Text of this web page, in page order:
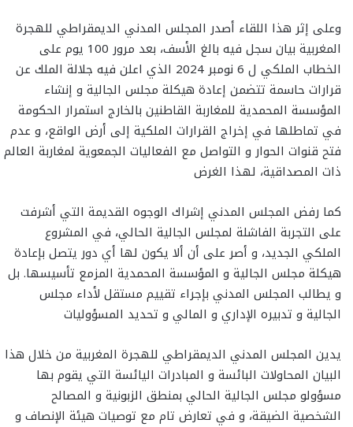
وعلى إثر هذا اللقاء أصدر المجلس المدني الديمقراطي للهجرة
المغربية بيان سجل فيه بالغ الأسف، بعد مرور 100 يوم على
الخطاب الملكي ل 6 نومبر 2024 الذي اعلن فيه جلالة الملك عن
قرارات حاسمة تتضمن إعادة هيكلة مجلس الجالية و إنشاء
المؤسسة المحمدية للمغاربة القاطنين بالخارج استمرار الحكومة
في تماطلها في إخراج القرارات الملكية إلى أرض الواقع، و عدم
فتح قنوات الحوار و التواصل مع الفعاليات الجمعوية لمغاربة العالم
ذات المصداقية، لهذا الغرض
كما رفض المجلس المدني إشراك الوجوه القديمة التي أشرفت
على التجربة الفاشلة لمجلس الجالية الحالي، في المشروع
الملكي الجديد، و أصر على أن ألا يكون لها أي دور يتصل بإعادة
هيكلة مجلس الجالية و المؤسسة المحمدية المزمع تأسيسها. بل
و يطالب المجلس المدني بإجراء تقييم مستقل لأداء مجلس
الجالية و تدبيره الإداري و المالي و تحديد المسؤوليات
يدين المجلس المدني الديمقراطي للهجرة المغربية من خلال هذا
البيان المحاولات البائسة و المبادرات اليائسة التي يقوم بها
مسؤولو مجلس الجالية الحالي بمنطق الزبونية و المصالح
الشخصية الضيقة، و في تعارض تام مع توصيات هيئة الإنصاف و